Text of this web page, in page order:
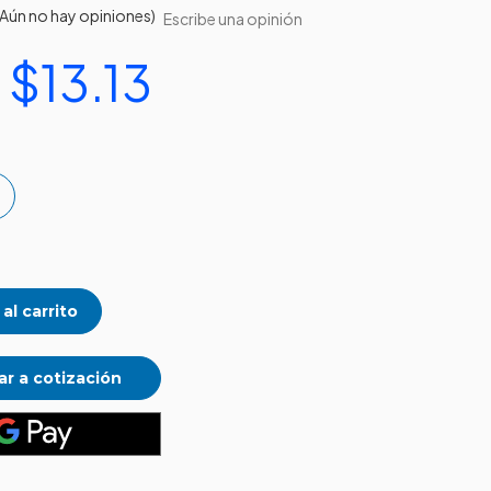
no hay opiniones) Escribe una opinión
a cotización